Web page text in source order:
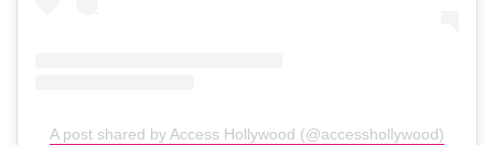
A post shared by Access Hollywood (@accesshollywood)